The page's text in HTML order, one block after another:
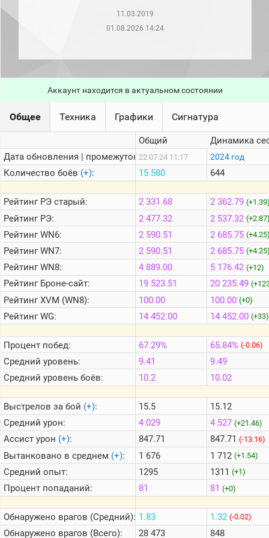
Топ 1000
Топ
сессии)
Топ
Кланы
Статистика
стримеров
Информация
Онлайн
Цветовая
шкала
Теlegram
ВК
Портал
Мира
Танков
11.03.2019
01.08.2026 14:24
Аккаунт находится в актуальном состоянии
Общее Техника Графики Сигнатура
Дата обновления | промежуток:
Количество боёв (+):
РейтингРЭ старый:
РейтингРЭ:
РейтингWN6:
РейтингWN7:
РейтингWN8:
РейтингБроне-сайт:
РейтингXVM (WN8):
РейтингWG:
Процент побед:
Средний уровень:
Средний уровень боёв:
Выстрелов за бой (+):
Средний урон:
Ассист урон (+):
Вытанковано в среднем (+):
Средний опыт:
Процент попаданий:
Обнаружено врагов (Средний):
Обнаружено врагов (Всего):
Общий
22.07.24 11:17
15 580
2 331.68
2 477.32
2 590.51
2 590.51
4 889.00
19 523.51
100.00
14 452.00
67.29%
9.41
10.2
15.5
4 029
847.71
1 676
1295
81
1.83
28 473
Динамика
2024 год
644
2 362.79
2 537.32
2 685.75
2 685.75
5 176.42 (+12)
20 235.49
100.00 (+0)
14 452.00 (+33)
65.84% (-0.06)
9.49
10.02
15.12
4 527 (+21.46)
847.71 (-13.16)
1 712 (+1.54)
1311 (+1)
81 (+0)
1.32 (-0.02)
848